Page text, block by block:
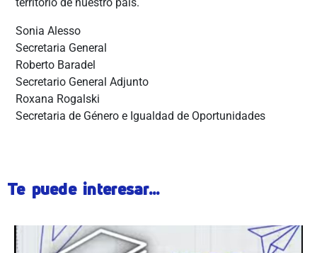
Sonia Alesso
Secretaria General
Roberto Baradel
Secretario General Adjunto
Roxana Rogalski
Secretaria de Género e Igualdad de Oportunidades
Te puede interesar...